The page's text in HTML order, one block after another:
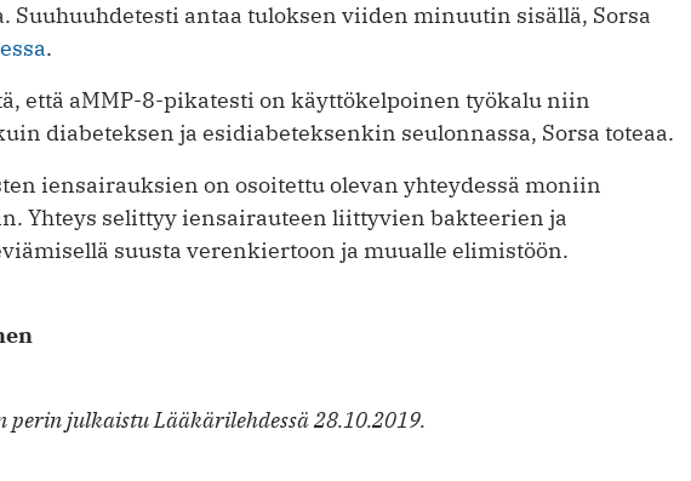
Suuhuuhdetesti antaa tuloksen viiden minuutin sisällä, Sorsa
.
että aMMP-8-pikatesti on käyttökelpoinen työkalu niin
diabeteksen ja esidiabeteksenkin seulonnassa, Sorsa toteaa.
iensairauksien on osoitettu olevan yhteydessä moniin
Yhteys selittyy iensairauteen liittyvien bakteerien ja
suusta verenkiertoon ja muualle elimistöön.
perin julkaistu Lääkärilehdessä 28.10.2019.